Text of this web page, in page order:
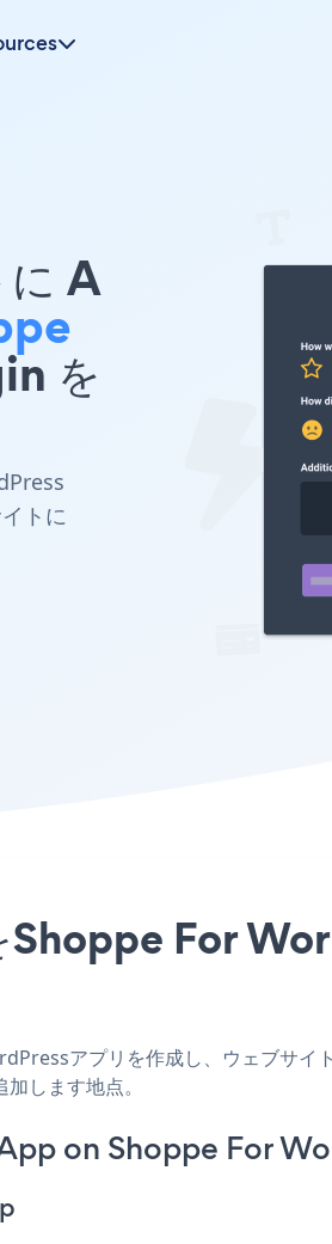
A
を
トに
For
アプリを作成し、ウェブサ
します地点。
on Shoppe For